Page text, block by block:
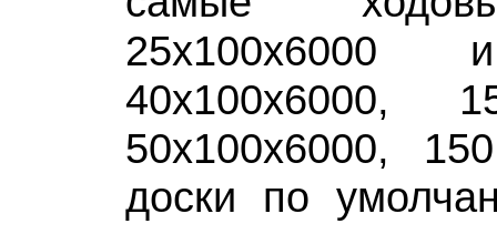
50x100х6000,
доски по